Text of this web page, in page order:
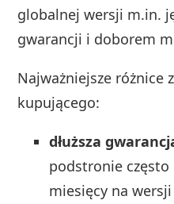
globalnej wersji m.in.
gwarancji i doborem
Najważniejsze różnice
kupującego:
dłuższa
podstronie
miesięcy na